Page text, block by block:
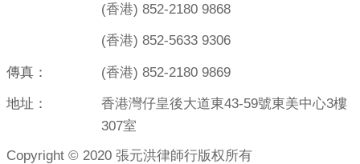
(香港) 852-2180 9868
(香港) 852-5633 9306
傳真： (香港) 852-2180 9869
地址：
香港灣仔皇後大道東43-59號東美中心3樓
307室
Copyright © 2020 張元洪律師行版权所有